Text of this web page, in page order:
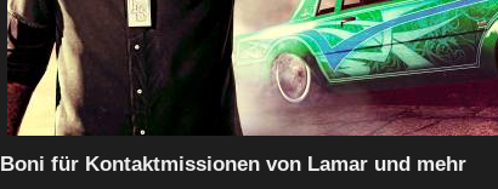
Boni für Kontaktmissionen von Lamar und mehr